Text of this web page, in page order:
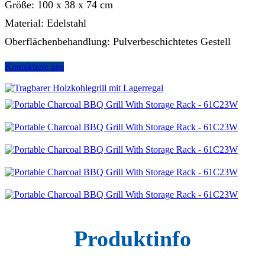
Größe: 100 x 38 x 74 cm
Material: Edelstahl
Oberflächenbehandlung: Pulverbeschichtetes Gestell
Kontaktiere uns
Produktinfo